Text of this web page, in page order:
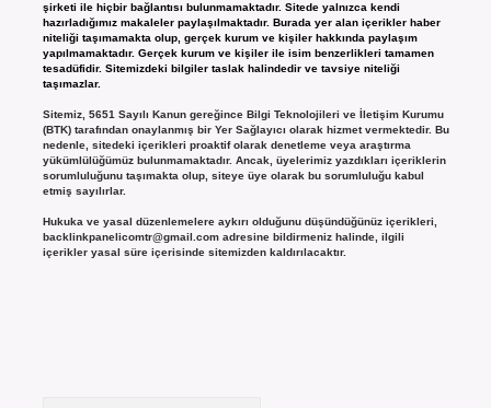
şirketi ile hiçbir bağlantısı bulunmamaktadır. Sitede yalnızca kendi
hazırladığımız makaleler paylaşılmaktadır. Burada yer alan içerikler haber
niteliği taşımamakta olup, gerçek kurum ve kişiler hakkında paylaşım
yapılmamaktadır. Gerçek kurum ve kişiler ile isim benzerlikleri tamamen
tesadüfidir. Sitemizdeki bilgiler taslak halindedir ve tavsiye niteliği
taşımazlar.
Sitemiz, 5651 Sayılı Kanun gereğince Bilgi Teknolojileri ve İletişim Kurumu
(BTK) tarafından onaylanmış bir Yer Sağlayıcı olarak hizmet vermektedir. Bu
nedenle, sitedeki içerikleri proaktif olarak denetleme veya araştırma
yükümlülüğümüz bulunmamaktadır. Ancak, üyelerimiz yazdıkları içeriklerin
sorumluluğunu taşımakta olup, siteye üye olarak bu sorumluluğu kabul
etmiş sayılırlar.
Hukuka ve yasal düzenlemelere aykırı olduğunu düşündüğünüz içerikleri,
backlinkpanelicomtr@gmail.comadresine bildirmeniz halinde, ilgili
içerikler yasal süre içerisinde sitemizden kaldırılacaktır.